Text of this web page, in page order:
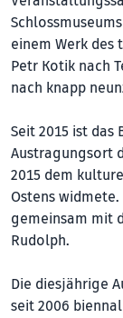
einem Werk des
Petr Kotik nach
nach knapp
Seit 2015 ist
Austragungsort
2015 dem
Ostens
gemeinsam mit
Rudolph.
Die diesjährige
seit 2006